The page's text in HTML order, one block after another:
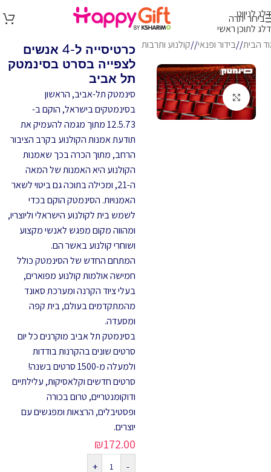
דלג לניווט
דלג לתוכן ראשי
בירור יתרה
הבית/ בידור ופנאי/ קולנוע ותרבות
לחץ להגדלה
כרטיסייה ל-4 אנשים
לצפייה בסרט בסינמטק
תל אביב
סינמטק תל-אביב, הראשון
בסינמטקים בישראל, הוקם ב-
12.5.73 מתוך מגמה להעמיק את
תודעת אמנות הקולנוע בקרב הציבור
הרחב, מתוך הכרה בכך שאמנות
הקולנוע היא האמנות של המאה
ה-21, ומכילה בתוכה גם ביטוי לשאר
האמנויות. הסינמטק הוקם בכדי
לשמש בית לקולנוע הישראלי וליוצריו,
ומהווה מקום מפגש לאנשי מקצוע
ושוחרי קולנוע באשר הם.
המתחם החדש של הסינמטק כולל
חמישה אולמות קולנוע מפוארים,
בעלי ציוד הקרנה ומערכת סאונד
מהמתקדמים בעולם, בית קפה
ומסעדה.
בסינמטק תל אביב מוקרנים כל יום
סרטים שונים בהקרנות בודדות
ולמעלה מ-1500 סרטים בשנה!
סרטים חדשים וקלאסיקות, עלילתיים
ודוקומנטריים, טרום בכורה
ופסטיבלים, הרצאות ומפגשים עם
יוצרים.
₪172.00
-
+